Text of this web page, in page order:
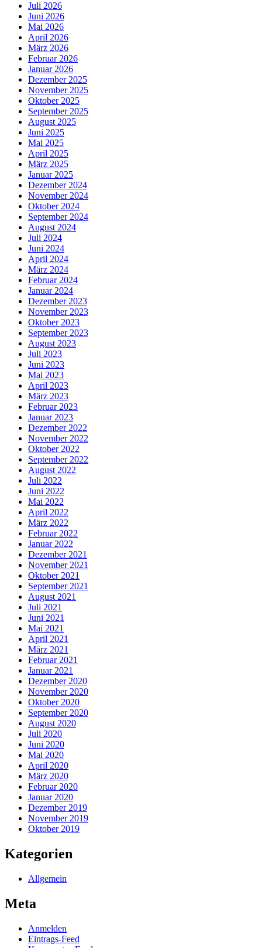
Juli 2026
Juni 2026
Mai 2026
April 2026
März 2026
Februar 2026
Januar 2026
Dezember 2025
November 2025
Oktober 2025
September 2025
August 2025
Juni 2025
Mai 2025
April 2025
März 2025
Januar 2025
Dezember 2024
November 2024
Oktober 2024
September 2024
August 2024
Juli 2024
Juni 2024
April 2024
März 2024
Februar 2024
Januar 2024
Dezember 2023
November 2023
Oktober 2023
September 2023
August 2023
Juli 2023
Juni 2023
Mai 2023
April 2023
März 2023
Februar 2023
Januar 2023
Dezember 2022
November 2022
Oktober 2022
September 2022
August 2022
Juli 2022
Juni 2022
Mai 2022
April 2022
März 2022
Februar 2022
Januar 2022
Dezember 2021
November 2021
Oktober 2021
September 2021
August 2021
Juli 2021
Juni 2021
Mai 2021
April 2021
März 2021
Februar 2021
Januar 2021
Dezember 2020
November 2020
Oktober 2020
September 2020
August 2020
Juli 2020
Juni 2020
Mai 2020
April 2020
März 2020
Februar 2020
Januar 2020
Dezember 2019
November 2019
Oktober 2019
Kategorien
Allgemein
Meta
Anmelden
Eintrags-Feed